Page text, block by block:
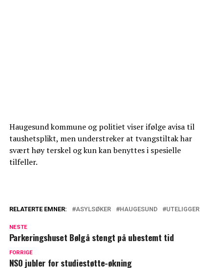
Haugesund kommune og politiet viser ifølge avisa til
taushetsplikt, men understreker at tvangstiltak har
svært høy terskel og kun kan benyttes i spesielle
tilfeller.
RELATERTE EMNER: ASYLSØKER HAUGESUND UTELIGGER
NESTE
Parkeringshuset Bølgå stengt på ubestemt tid
FORRIGE
NSO jubler for studiestøtte-økning